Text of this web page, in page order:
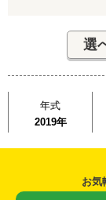
選
年式
2019年
お気